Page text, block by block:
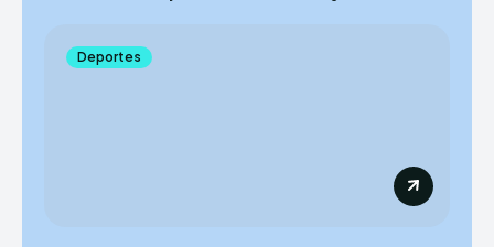
Deportes